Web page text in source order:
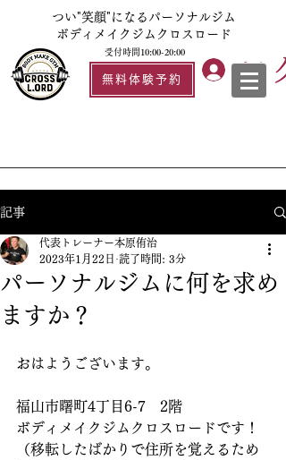
つい"笑顔"になるパーソナルジム
ボディメイクジムクロスロード
受付時間10:00-20:00
無料体験予約 ロ
記事
パーソナルジムに何を求め
ますか？
代表トレーナー本原侑治
2023年1月22日 読了時間: 3分
おはようございます。
福山市曙町4丁目6-7　2階
ボディメイクジムクロスロードです！
（移転したばかりで住所を覚えるため